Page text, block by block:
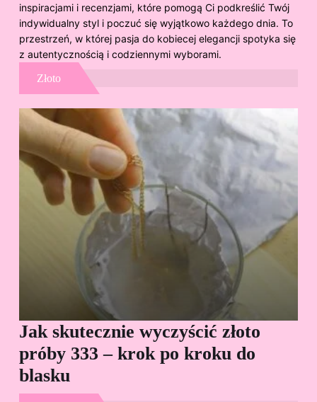
inspiracjami i recenzjami, które pomogą Ci podkreślić Twój
indywidualny styl i poczuć się wyjątkowo każdego dnia. To
przestrzeń, w której pasja do kobiecej elegancji spotyka się
z autentycznością i codziennymi wyborami.
Złoto
Jak skutecznie wyczyścić złoto
próby 333 – krok po kroku do
blasku